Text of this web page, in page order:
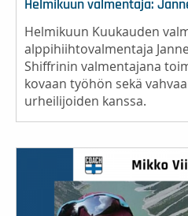
Helmikuun valmentaja:
Helmikuun Kuukauden
alppihiihtovalmentaja
Shiffrinin valmentajana
kovaan työhön sekä
urheilijoiden kanssa.